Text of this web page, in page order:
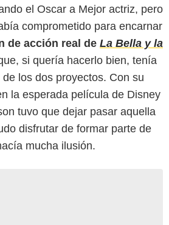
el Oscar a Mejor actriz, pero
comprometido para encarnar
de acción real de La Bella y la
si quería hacerlo bien, tenía
los dos proyectos. Con su
la esperada película de Disney
tuvo que dejar pasar aquella
disfrutar de formar parte de
mucha ilusión.